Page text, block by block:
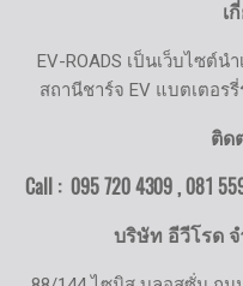
เ
EV-ROADS เป็นเว็บไซต์
สถานีชาร์จ EV แบตเตอร
ติด
Call : 095 720 4309 , 081
บริษัท อีวีโรด จำ